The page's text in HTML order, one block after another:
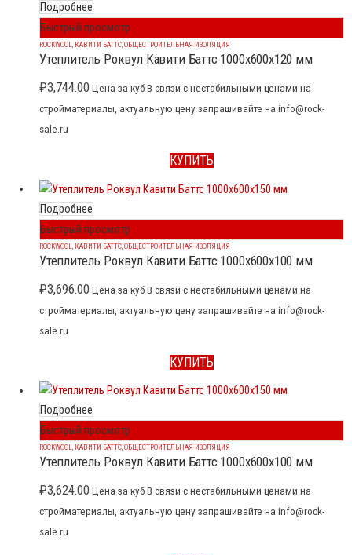
Подробнее
Быстрый просмотр
ROCKWOOL, КАВИТИ БАТТС,ОБЩЕСТРОИТЕЛЬНАЯ ИЗОЛЯЦИЯ
Утеплитель Роквул Кавити Баттс 1000x600x120 мм
₽3,744.00 Цена за куб В связи с нестабильными ценами на
стройматериалы, актуальную цену запрашивайте на info@rock-
sale.ru
КУПИТЬ
Подробнее
Быстрый просмотр
ROCKWOOL КАВИТИ БАТТС ОБЩЕСТРОИТЕЛЬНАЯ ИЗОЛЯЦИЯ
Утеплитель Роквул Кавити Баттс 1000x600x100 мм
₽3,696.00 Цена за куб В связи с нестабильными ценами на
стройматериалы, актуальную цену запрашивайте на info@rock-
sale.ru
КУПИТЬ
Подробнее
Быстрый просмотр
ROCKWOOL, КАВИТИ БАТТС,ОБЩЕСТРОИТЕЛЬНАЯ ИЗОЛЯЦИЯ
Утеплитель Роквул Кавити Баттс 1000x600x100 мм
₽3,624.00 Цена за куб В связи с нестабильными ценами на
стройматериалы, актуальную цену запрашивайте на info@rock-
sale.ru